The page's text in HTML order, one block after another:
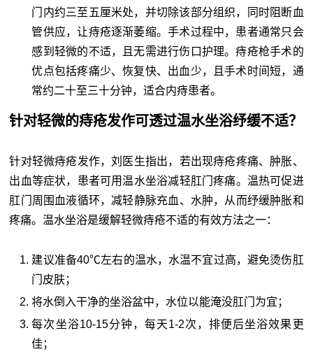
门内约三至五厘米处，并切除该部分组织，同时阻断血
管供应，让痔疮逐渐萎缩。手术过程中，患者通常只会
感到轻微的不适，且无需进行伤口护理。痔疮枪手术的
优点包括疼痛少、恢复快、出血少，且手术时间短，通
常约二十至三十分钟，适合内痔患者。
针对轻微的痔疮发作可透过温水坐浴纾缓不适？
针对轻微痔疮发作，刘医生指出，若出现痔疮疼痛、肿胀、
出血等症状，患者可用温水坐浴减轻肛门疼痛。温热可促进
肛门周围血液循环，减轻静脉充血、水肿，从而纾缓肿胀和
疼痛。温水坐浴是缓解轻微痔疮不适的有效方法之一：
建议准备40℃左右的温水，水温不宜过高，避免烫伤肛
门皮肤；
将水倒入干净的坐浴盆中，水位以能淹没肛门为宜；
每次坐浴10-15分钟，每天1-2次，排便后坐浴效果更
佳；